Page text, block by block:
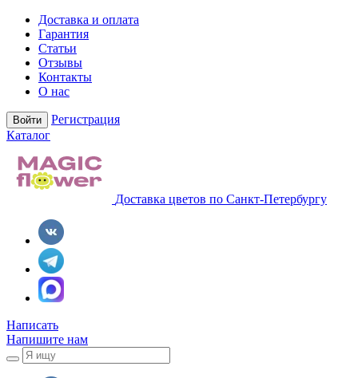
Доставка и оплата
Гарантия
Статьи
Отзывы
Контакты
О нас
Войти
Регистрация
Каталог
Доставка цветов по Санкт-Петербургу
Написать
Напишите нам